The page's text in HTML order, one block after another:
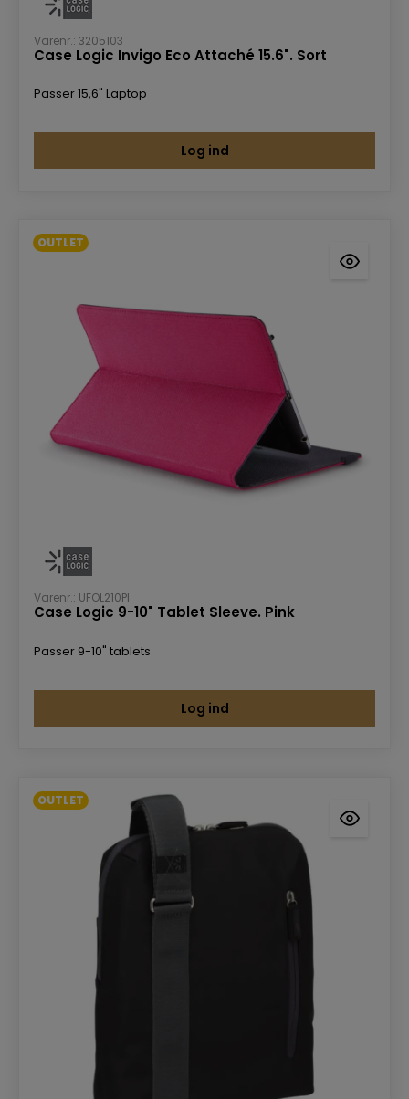
Varenr.: 3205103
Case Logic Invigo Eco Attaché 15.6". Sort
Passer 15,6" Laptop
Log ind
OUTLET
Varenr.: UFOL210PI
Case Logic 9-10" Tablet Sleeve. Pink
Passer 9-10" tablets
Log ind
OUTLET